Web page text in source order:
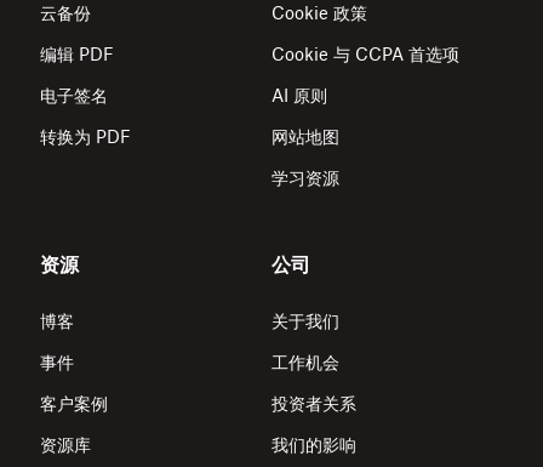
云备份
编辑 PDF
电子签名
转换为 PDF
Cookie 政策
Cookie 与 CCPA 首选项
AI 原则
网站地图
学习资源
资源
博客
事件
客户案例
资源库
公司
关于我们
工作机会
投资者关系
我们的影响